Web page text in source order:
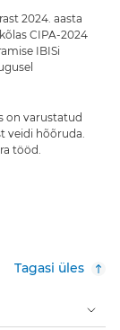
2024. aasta
CIPA-2024
IBISi
on varustatud
veidi hõõruda.
tööd.
Tagasi üles